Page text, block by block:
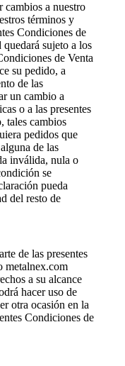
cambios a nuestro
términos y
Condiciones de
sujeto a los
de Venta
su pedido, a
de las
un cambio a
o a las presentes
tales cambios
pedidos que
de las
inválida, nula o
se
pueda
del resto de
de las presentes
metalnex.com
a su alcance
hacer uso de
otra ocasión en la
Condiciones de